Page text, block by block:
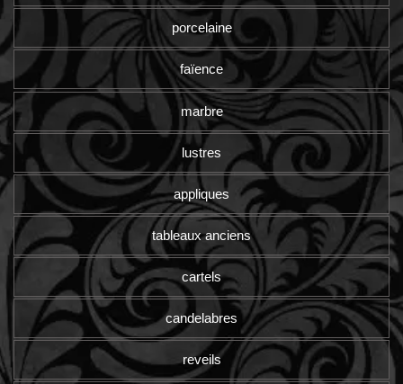
porcelaine
faïence
marbre
lustres
appliques
tableaux anciens
cartels
candelabres
reveils